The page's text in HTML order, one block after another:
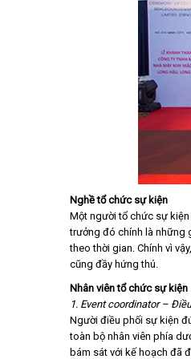
Nghề tổ chức sự kiện
Một người tổ chức sự
trưởng đó chính là những
theo thời gian. Chính vì
cũng đầy hứng thú.
Nhân viên tổ chức sự kiện
1. Event coordinator –
Người điều phối sự kiện
toàn bộ nhân viên phía
bám sát với kế hoạch đã